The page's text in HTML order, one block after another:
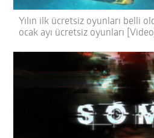
Yılın ilk ücretsiz oyunları belli
ocak ayı ücretsiz oyunları [Video]